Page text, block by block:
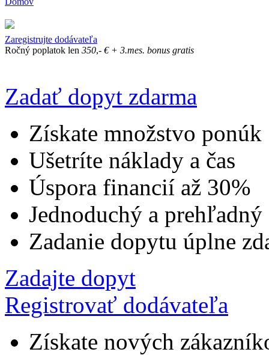
Zaregistrujte dodávateľa
Ročný poplatok len 350,- € + 3.mes. bonus gratis
Zadať dopyt zdarma
Získate množstvo ponúk
Ušetríte náklady a čas
Úspora financií až 30%
Jednoduchý a prehľadný
Zadanie dopytu úplne
Zadajte dopyt
Registrovať dodávateľa
Získate nových